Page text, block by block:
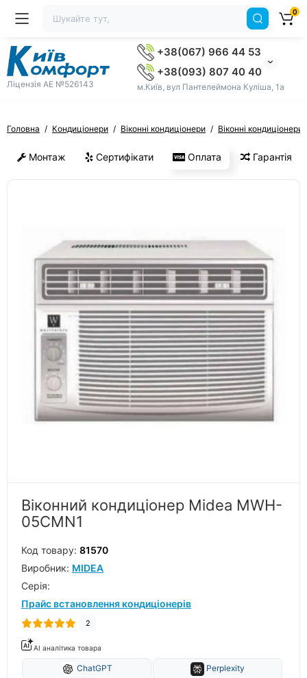
Ліцензія AE №526143
+38(067) 966 44 53
+38(093) 807 40 40
м.Київ, вул Пантелеймона Куліша, 1а
0
Головна Кондиціонери Віконні кондиціонери Віконні кондиціонери
Монтаж Сертифікати Оплата Гарантія
Віконний кондиціонер Midea MWH-
05CMN1
Код товару: 81570
Виробник: MIDEA
Серiя:
Прайс встановлення кондиціонерів
2
AI аналітика товара
ChatGPT Perplexity